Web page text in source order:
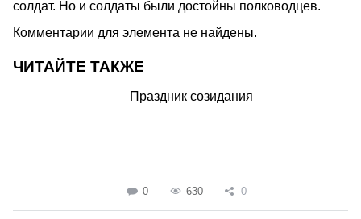
солдат. Но и солдаты были достойны полководцев.
Комментарии для элемента не найдены.
ЧИТАЙТЕ ТАКЖЕ
Праздник созидания
0 630 0